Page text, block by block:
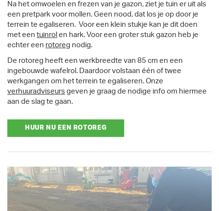
Na het omwoelen en frezen van je gazon, ziet je tuin er uit als
een pretpark voor mollen. Geen nood, dat los je op door je
terrein te egaliseren. Voor een klein stukje kan je dit doen
met een tuinrol en hark. Voor een groter stuk gazon heb je
echter een rotoreg nodig.
De rotoreg heeft een werkbreedte van 85 cm en een
ingebouwde wafelrol. Daardoor volstaan één of twee
werkgangen om het terrein te egaliseren. Onze
verhuuradviseurs geven je graag de nodige info om hiermee
aan de slag te gaan.
HUUR NU EEN ROTOREG